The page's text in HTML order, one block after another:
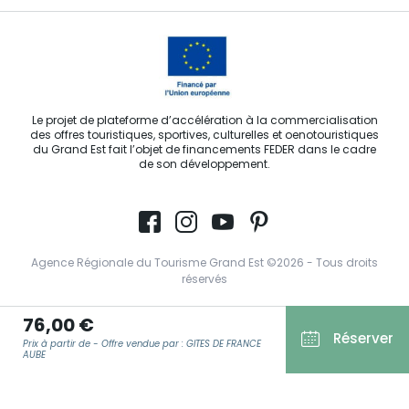
76,00 €
Prix à partir de - Offre vendue par : GITES DE FRANCE
AUBE
Réserver
Le projet de plateforme d’accélération à la commercialisation
des offres touristiques, sportives, culturelles et oenotouristiques
du Grand Est fait l’objet de financements FEDER dans le cadre
de son développement.
Agence Régionale du Tourisme Grand Est ©2026 - Tous droits
réservés
Mentions légales